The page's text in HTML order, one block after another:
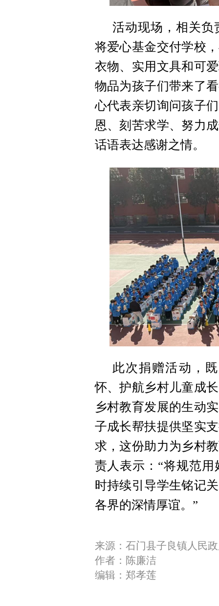
活动现场，相关负
将爱心基金交付学校
衣物、实用文具和可
物品为孩子们带来了
心代表亲切询问孩子
恩、刻苦求学、努力
话语表达感谢之情。
此次捐赠活动，
怀、护航乡村儿童成
乡村教育发展的生动
子成长帮扶提供坚实
求，这份助力为乡村
责人表示：“将规范
时持续引导学生铭记
各界的深情厚谊。”
来源：石门县子良镇人民
作者：陈廉洁
编辑：郑孝莲